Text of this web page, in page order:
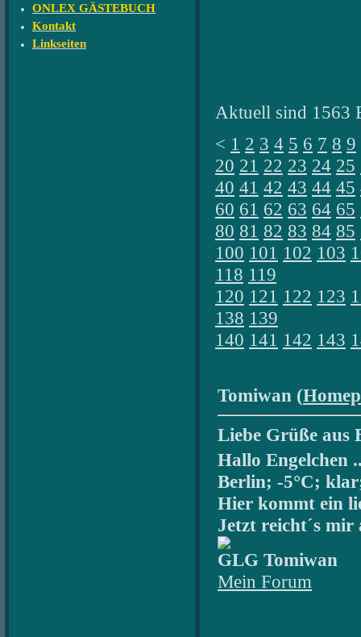
ONLEX GÄSTEBUCH
Kontakt
Linkseiten
Aktuell sind 1563
< 1 2 3 4 5 6 7 8 9
20 21 22 23 24 25
40 41 42 43 44 45
60 61 62 63 64 65
80 81 82 83 84 85
100 101 102 103
118 119
120 121 122 123
138 139
140 141 142 143
Tomiwan (
Liebe Grüße aus
Hallo Engelchen
Berlin; -5°C;
Hier kommt ein
Jetzt reicht´s
GLG Tomiwan
Mein Forum